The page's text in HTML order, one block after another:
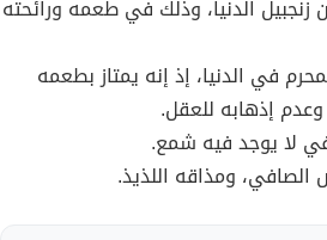
الدنيا، وذلك في طعمه ورائحته
في الدنيا، إذ إنه يمتاز بطعمه
وعدم إذهابه للعقل.
لا يوجد فيه شمع.
الصافي، ومذاقه اللذيذ.